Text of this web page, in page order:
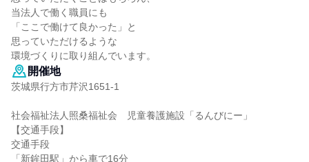
当法人で働く職員にも
「ここで働けて良かった」と
思っていただけるような
環境づくりに取り組んでいます。
開催地
茨城県行方市芹沢1651-1
社会福祉法人照桑福祉会 児童養護施設「るんびにー」
【交通手段】
交通手段
「新鉾田駅」から車で16分